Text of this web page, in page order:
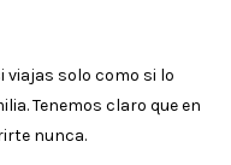
viajas solo como si lo
Tenemos claro que en
nunca.